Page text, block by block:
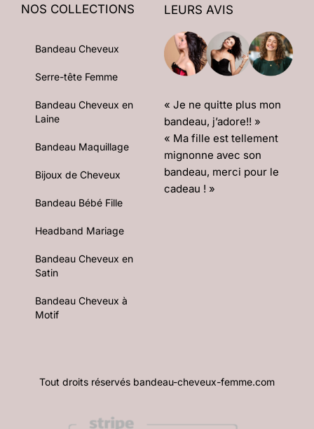
NOS COLLECTIONS
Bandeau Cheveux
Serre-tête Femme
Bandeau Cheveux en
Laine
Bandeau Maquillage
Bijoux de Cheveux
Bandeau Bébé Fille
Headband Mariage
Bandeau Cheveux en
Satin
Bandeau Cheveux à
Motif
LEURS AVIS
« Je ne quitte plus mon
bandeau, j’adore!! »
« Ma fille est tellement
mignonne avec son
bandeau, merci pour le
cadeau ! »
Tout droits réservés bandeau-cheveux-femme.com